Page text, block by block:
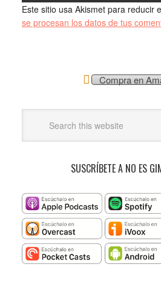
Este sitio usa Akismet para reducir
se procesan los datos de tus
Compra en
SUSCRÍBETE A NO ES